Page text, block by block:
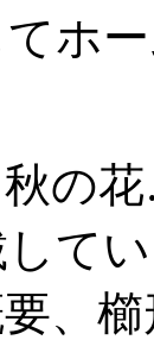
ホ
の
て
、